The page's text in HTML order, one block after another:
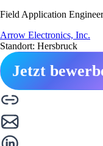
Field Application Engineer
Arrow Electronics, Inc.
Standort: Hersbruck
Jetzt